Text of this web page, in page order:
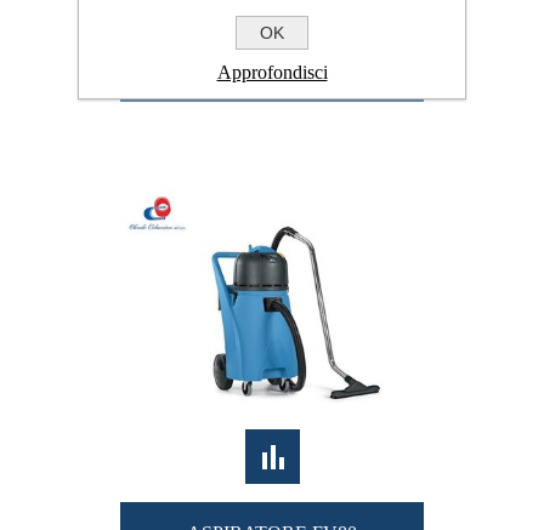
ASPIRATORE FV60
Richiedi un preventivo
OK
Approfondisci